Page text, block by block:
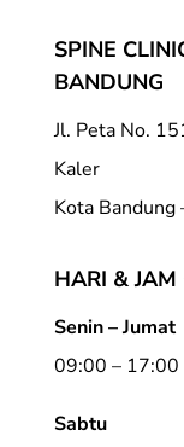
SPINE
BANDUNG
Jl. Peta No.
Kaler
Kota Bandung
HARI & JAM
Senin – Jumat
09:00 – 17:00
Sabtu